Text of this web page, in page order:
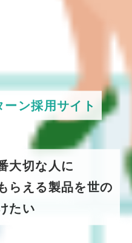
ン採用サイト
大切な人に
らえる製品を世の
たい